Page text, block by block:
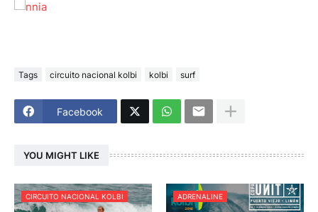
Tags circuito nacional kolbi kolbi surf
Facebook
YOU MIGHT LIKE
CIRCUITO NACIONAL KOLBI ADRENALINE